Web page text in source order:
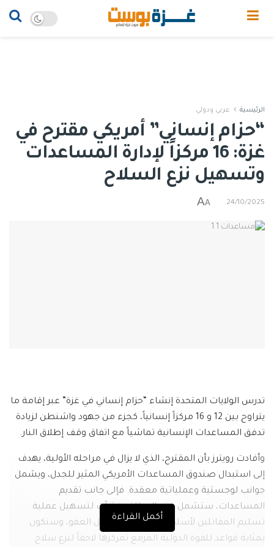
الرئيسية عربي ودولي
“حزام إنساني” أمريكي مقترح في
غزة: 16 مركزاً لإدارة المساعدات
وتسهيل نزع السلاح
24/10/2025
A
A
​تدرس الولايات المتحدة إنشاء “حزام إنساني في غزة” عبر إقامة ما
يتراوح بين 12 و 16 مركزاً إنسانياً، كجزء من جهود واشنطن لزيادة
تدفق المساعدات الإنسانية تماشياً مع اتفاق وقف إطلاق النار.
​وأفادت رويترز بأن المقترح، الذي لا يزال في مراحله الأولية، يهدف
إلى استبدال صندوق المساعدات الأمريكي المثير للجدل، ويشمل
جوانب لوجستية وعملياتية معقدة. فإلى جانب تقديم
المساعدات، ستشمل هذه المراكز منشآت لتسهيل عملية
تسليم المقاتلين لأسلحتهم طواعية مقابل العفو، وستكون
بمثابة قواعد للقوة الدولية المزمع تمركزها لاحقاً لنزع سلاح
أكمل القراءة